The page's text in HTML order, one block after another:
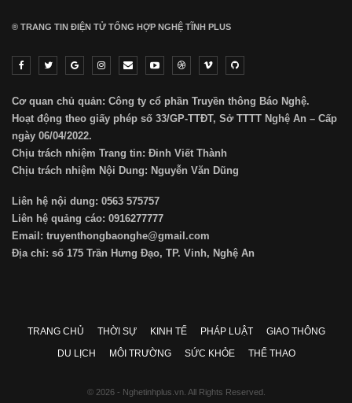
® TRANG TIN ĐIỆN TỬ ТỔNG HỢP NGHỆ TĨNH PLUS
Cơ quan chủ quản: Công ty cổ phần Truyền thông Báo Nghệ.
Hoạt động theo giấy phép số 33/GP-TTĐT, Sở TTTT Nghệ An – Cấp
ngày 06/04/2022.
Chịu trách nhiệm Trang tin: Đinh Viết Thành
Chịu trách nhiệm Nội Dung: Nguyễn Văn Dũng
Liên hệ nội dung: 0563 575757
Liên hệ quảng cáo: 0916277777
Email: truyenthongbaonghe@gmail.com
Địa chỉ: số 175 Trần Hưng Đạo, TP. Vinh, Nghệ An
TRANG CHỦ THỜI SỰ KINH TẾ PHÁP LUẬT
GIAO THÔNG
DU LỊCH
MÔI TRƯỜNG SỨC KHỎE THỂ THAO
© 2026 - Nghetinhplus.vn. All Rights Reserved.